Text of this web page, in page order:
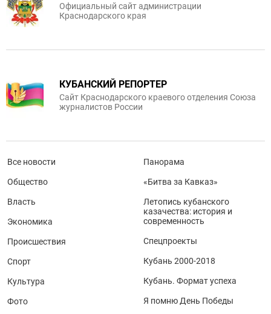
Официальный сайт администрации
Краснодарского края
КУБАНСКИЙ РЕПОРТЕР
Сайт Краснодарского краевого отделения Союза
журналистов России
Все новости
Общество
Власть
Экономика
Происшествия
Спорт
Культура
Фото
Панорама
«Битва за Кавказ»
Летопись кубанского
казачества: история и
современность
Спецпроекты
Кубань 2000-2018
Кубань. Формат успеха
Я помню День Победы